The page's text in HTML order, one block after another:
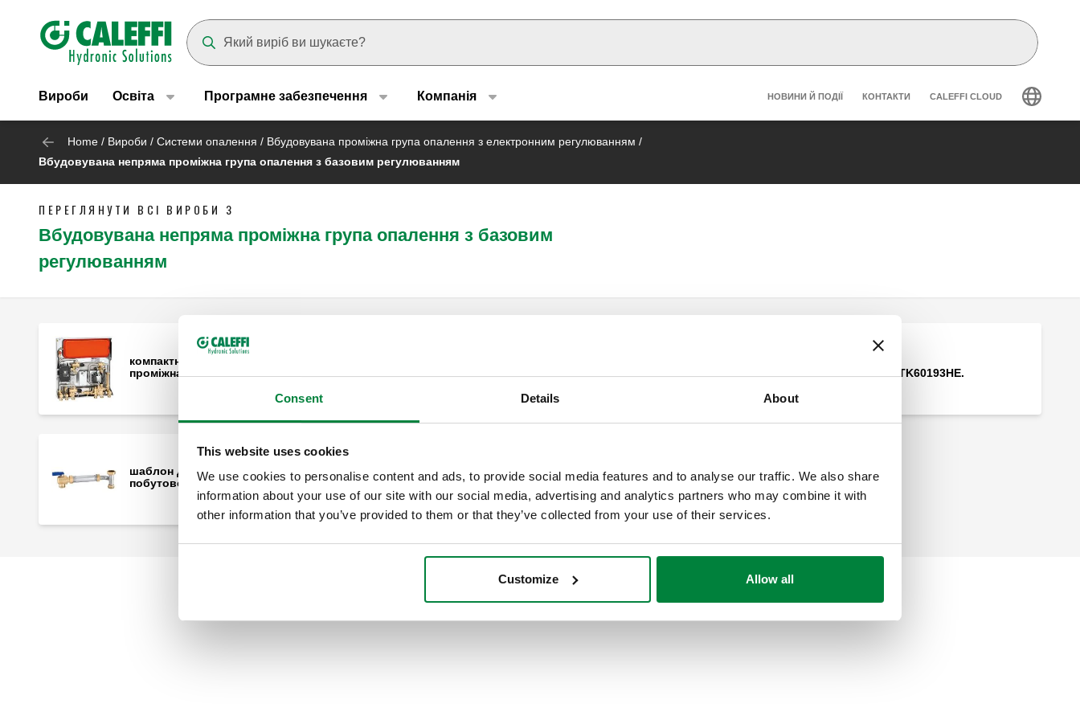
Consent Details About
This website uses cookies
We use cookies to personalise content and ads, to provide social media features and to analyse our traffic. We also share
information about your use of our site with our social media, advertising and analytics partners who may combine it with
other information that you’ve provided to them or that they’ve collected from your use of their services.
Customize Allow all
Header main navigation
Вироби Освіта Програмне забезпечення Компанія Header secondary navigation
НОВИНИ Й ПОДІЇ КОНТАКТИ CALEFFI CLOUD
Home / Вироби / Системи опалення / Вбудовувана проміжна група опалення з електронним регулюванням /
Вбудовувана непряма проміжна група опалення з базовим регулюванням
ПЕРЕГЛЯНУТИ ВСІ ВИРОБИ З
Вбудовувана непряма проміжна група опалення з базовим
регулюванням
компактна вбудовувана непряма
проміжна група опалення.
SATK50.93HE/SATK60193HE.
шаблон для лічильника в системі
побутового водопостачання.
побутового водопостачання з
різьбовим з’єднанням.